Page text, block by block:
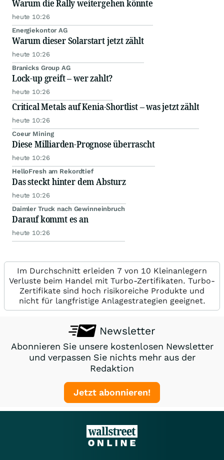
Warum die Rally weitergehen könnte
heute 10:26
Energiekontor AG
Warum dieser Solarstart jetzt zählt
heute 10:26
Branicks Group AG
Lock-up greift – wer zahlt?
heute 10:26
Critical Metals auf Kenia-Shortlist – was jetzt zählt
heute 10:26
Coeur Mining
Diese Milliarden-Prognose überrascht
heute 10:26
HelloFresh am Rekordtief
Das steckt hinter dem Absturz
heute 10:26
Daimler Truck nach Gewinneinbruch
Darauf kommt es an
heute 10:26
Im Durchschnitt erleiden 7 von 10 Kleinanlegern
Verluste beim Handel mit Turbo-Zertifikaten. Turbo-
Zertifikate sind hoch risikoreiche Produkte und
nicht für langfristige Anlagestrategien geeignet.
Newsletter
Abonnieren Sie unsere kostenlosen Newsletter
und verpassen Sie nichts mehr aus der
Redaktion
Jetzt abonnieren!